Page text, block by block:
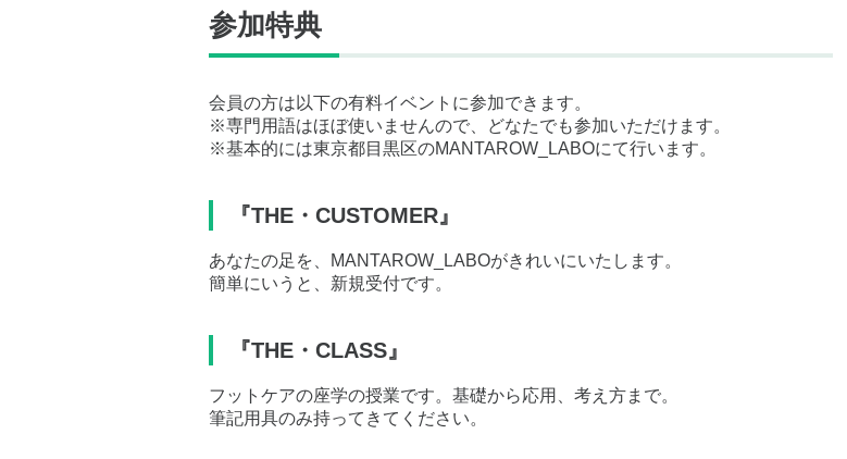
参加特典
会員の方は以下の有料イベントに参加できます。
※専門用語はほぼ使いませんので、どなたでも参加いただけます。
※基本的には東京都目黒区のMANTAROW_LABOにて行います。
『THE・CUSTOMER』
あなたの足を、MANTAROW_LABOがきれいにいたします。
簡単にいうと、新規受付です。
『THE・CLASS』
フットケアの座学の授業です。基礎から応用、考え方まで。
筆記用具のみ持ってきてください。